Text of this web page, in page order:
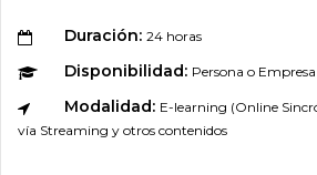
Duración: 24 horas
Disponibilidad: Persona o Empresa
Modalidad: E-learning (Online
vía Streaming y otros contenidos